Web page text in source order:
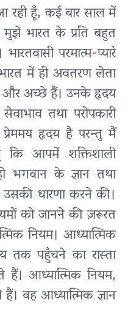
रही हूँ, कई बार साल में
भारत के प्रति बहुत
परमात्म-प्यारे
में ही अवतरण लेता
और अच्छे हैं। उनके हृदय
तथा परोपकारी
हृदय है परन्तु मैं
आपमें शक्तिशाली
भगवान के ज्ञान तथा
धारणा करने की।
को जानने की ज़रूरत
नियम। आध्यात्मिक
पहुँचने का रास्ता
आध्यात्मिक नियम,
हैं। वह आध्यात्मिक ज्ञान